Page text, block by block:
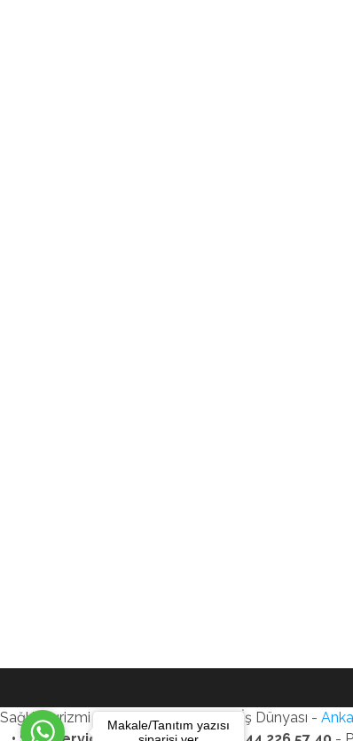
Sağlık Turizmi Reklam Ajansı - Gezi - İş Dünyası -
Makale/Tanıtım yazısı